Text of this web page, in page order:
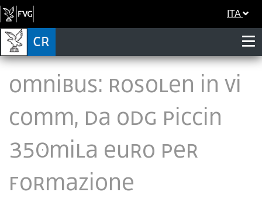
ITA
Omnibus: Rosolen in VI
Comm, da odg Piccin
350mila euro per
formazione